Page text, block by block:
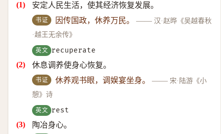
安定人民生活，使其经济恢复发展。
书证 因传国政，休养万民。 —— 汉·赵晔《吴越春秋
·越王无余传》
英文 recuperate
休息调养使身心恢复。
书证 休养观书眼，调娱宴坐身。 —— 宋·陆游《小
憩》诗
英文 rest
陶冶身心。